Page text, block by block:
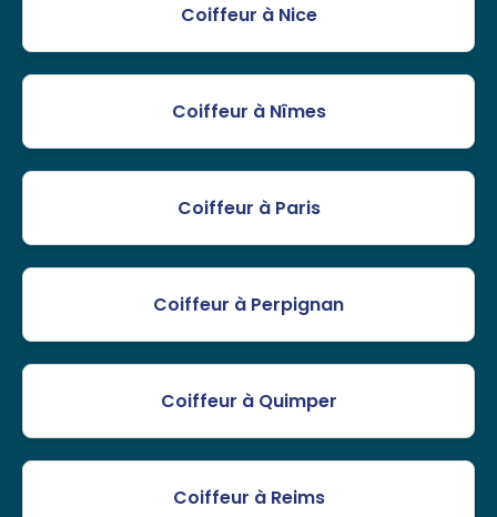
Coiffeur à Nice
Coiffeur à Nîmes
Coiffeur à Paris
Coiffeur à Perpignan
Coiffeur à Quimper
Coiffeur à Reims